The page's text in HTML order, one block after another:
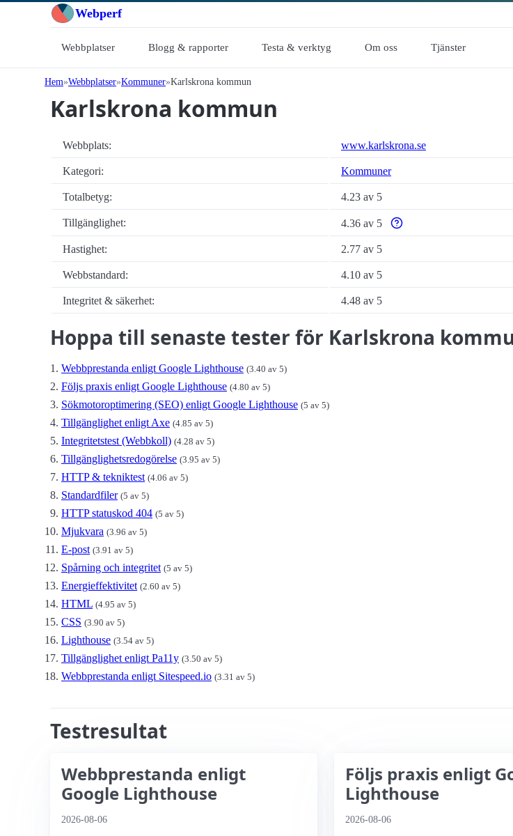
Webperf
Webbplatser Blogg & rapporter Testa & verktyg Om oss Tjänster
Hem Webbplatser Kommuner Karlskrona kommun
Karlskrona kommun
Webbplats: www.karlskrona.se
Kategori: Kommuner
Totalbetyg: 4.23 av 5
Tillgänglighet: 4.36 av 5
Varför enbart automatiska
Hastighet:
2.77 av 5
Webbstandard: 4.10 av 5
Integritet & säkerhet: 4.48 av 5
Hoppa till senaste tester för Karlskrona
Webbprestanda enligt Google Lighthouse (3.40 av 5)
Följs praxis enligt Google Lighthouse (4.80 av 5)
Sökmotoroptimering (SEO) enligt Google Lighthouse (5 av 5)
Tillgänglighet enligt Axe (4.85 av 5)
Integritetstest (Webbkoll) (4.28 av 5)
Tillgänglighetsredogörelse (3.95 av 5)
HTTP & tekniktest (4.06 av 5)
Standardfiler (5 av 5)
HTTP statuskod 404 (5 av 5)
Mjukvara (3.96 av 5)
E-post (3.91 av 5)
Spårning och integritet (5 av 5)
Energieffektivitet (2.60 av 5)
HTML (4.95 av 5)
CSS (3.90 av 5)
Lighthouse (3.54 av 5)
Tillgänglighet enligt Pa11y (3.50 av 5)
Webbprestanda enligt Sitespeed.io (3.31 av 5)
Testresultat
Webbprestanda enligt
Google Lighthouse
2026-08-06
Följs praxis enligt
Lighthouse
2026-08-06